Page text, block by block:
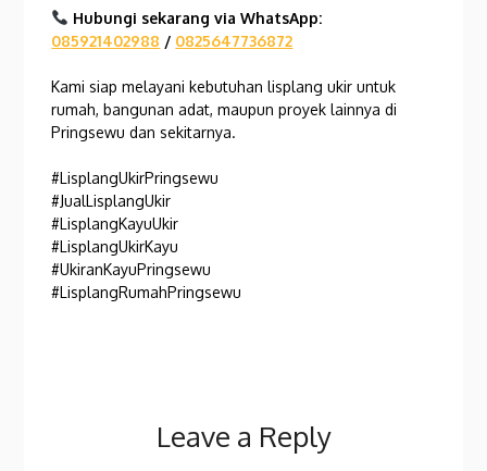
Hubungi sekarang via WhatsApp:
085921402988 / 0825647736872
Kami siap melayani kebutuhan lisplang ukir untuk
rumah, bangunan adat, maupun proyek lainnya di
Pringsewu dan sekitarnya.
#LisplangUkirPringsewu
#JualLisplangUkir
#LisplangKayuUkir
#LisplangUkirKayu
#UkiranKayuPringsewu
#LisplangRumahPringsewu
Leave a Reply